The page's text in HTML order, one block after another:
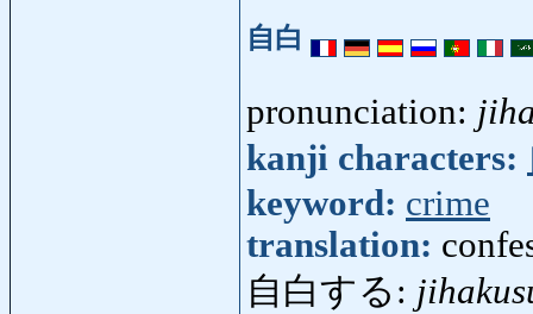
自白
pronunciation:
kanji characters:
keyword: crime
translation:
自白する: